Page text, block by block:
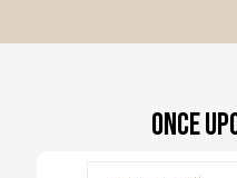
Once